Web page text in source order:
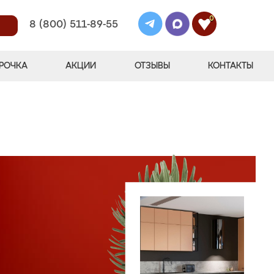
8 (800) 511-89-55
0
АКЦИИ ОТЗЫВЫ КОНТАКТЫ